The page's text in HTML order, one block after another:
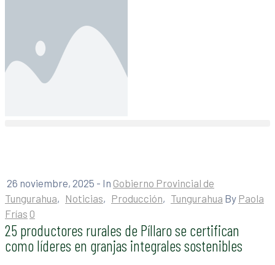
26 noviembre, 2025 - In Gobierno Provincial de
Tungurahua‚ Noticias‚ Producción‚ Tungurahua By Paola
Frías 0
25 productores rurales de Píllaro se certifican
como líderes en granjas integrales sostenibles